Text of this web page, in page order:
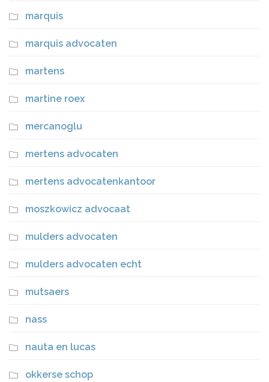
marquis
marquis advocaten
martens
martine roex
mercanoglu
mertens advocaten
mertens advocatenkantoor
moszkowicz advocaat
mulders advocaten
mulders advocaten echt
mutsaers
nass
nauta en lucas
okkerse schop